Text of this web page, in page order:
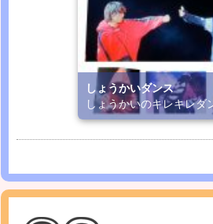
しょうかいダンス
しょうかいのキレキレダ